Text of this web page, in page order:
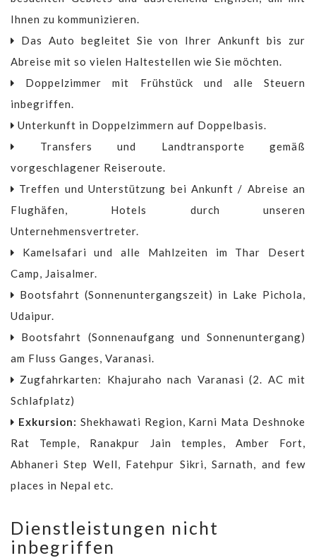
Ihnen zu kommunizieren.
Das Auto begleitet Sie von Ihrer Ankunft bis zur
Abreise mit so vielen Haltestellen wie Sie möchten.
Doppelzimmer mit Frühstück und alle Steuern
inbegriffen.
Unterkunft in Doppelzimmern auf Doppelbasis.
Transfers und Landtransporte gemäß
vorgeschlagener Reiseroute.
Treffen und Unterstützung bei Ankunft / Abreise an
Flughäfen, Hotels durch unseren
Unternehmensvertreter.
Kamelsafari und alle Mahlzeiten im Thar Desert
Camp, Jaisalmer.
Bootsfahrt (Sonnenuntergangszeit) in Lake Pichola,
Udaipur.
Bootsfahrt (Sonnenaufgang und Sonnenuntergang)
am Fluss Ganges, Varanasi.
Zugfahrkarten: Khajuraho nach Varanasi (2. AC mit
Schlafplatz)
Exkursion: Shekhawati Region, Karni Mata Deshnoke
Rat Temple, Ranakpur Jain temples, Amber Fort,
Abhaneri Step Well, Fatehpur Sikri, Sarnath, and few
places in Nepal etc.
Dienstleistungen nicht
inbegriffen